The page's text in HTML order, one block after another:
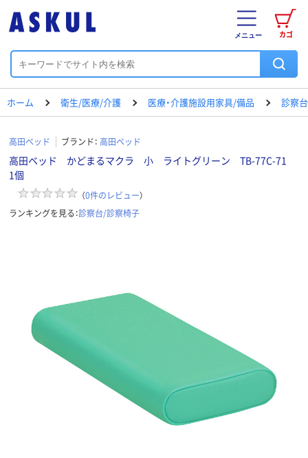
カゴ
メニュー
ホーム 衛生/医療/介護 医療・介護施設用家具/備品 診察
高田ベッド ブランド： 高田ベッド
高田ベッド かどまるマクラ 小 ライトグリーン TB-77C-71
1個
（0件のレビュー）
ランキングを見る：診察台/診察椅子